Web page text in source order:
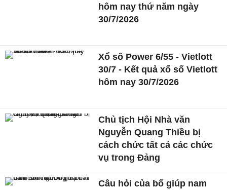
hôm nay thứ năm ngày
30/7/2026
Xổ số Power 6/55 - Vietlott
30/7 - Kết quả xổ số Vietlott
hôm nay 30/7/2026
Chủ tịch Hội Nhà văn
Nguyễn Quang Thiều bị
cách chức tất cả các chức
vụ trong Đảng
Câu hỏi của bố giúp nam